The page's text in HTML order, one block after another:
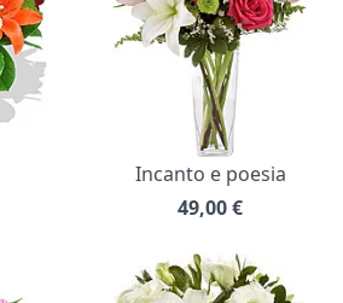
Incanto e poesia
49,00€